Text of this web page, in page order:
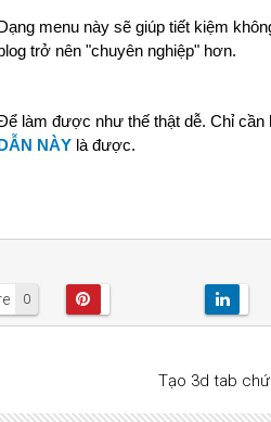
menu này sẽ giúp tiết kiệm
trở nên "chuyên nghiệp" hơn.
làm được như thế thật dễ. Chỉ cần
NÀY là được.
0
Tạo 3d tab